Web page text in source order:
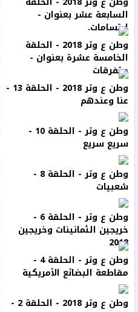
السابعة عشر بعنوان -
ابتسامات.
وطن ع وتر 2018 - الحلقة
الخامسة عشرة بعنوان -
متفرقات
وطن ع وتر 2018 - الحلقة 13 -
عنا وعندهم
وطن ع وتر - الحلقة 10 -
سريع سريع
وطن ع وتر - الحلقة 8 -
شعبيات
وطن ع وتر - الحلقة 6 -
خريجين الثمانينات وخريجين
2018
وطن ع وتر - الحلقة 4 -
مقاطعة البضائع الأمريكية
وطن ع وتر 2018 - الحلقة 2 -